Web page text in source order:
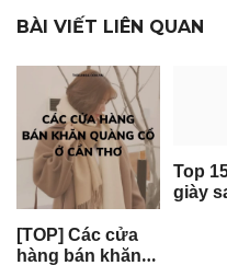
BÀI VIẾT LIÊN QUAN
[TOP] Các cửa
hàng bán khăn
Top
giày